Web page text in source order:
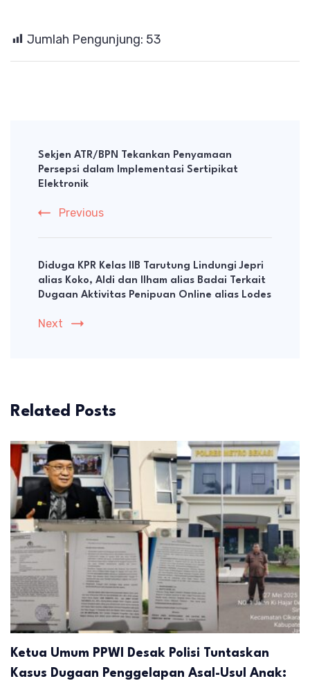
Jumlah Pengunjung: 53
Navigation
Sekjen ATR/BPN Tekankan Penyamaan
Persepsi dalam Implementasi Sertipikat
Elektronik
Previous
Diduga KPR Kelas IIB Tarutung Lindungi Jepri
alias Koko, Aldi dan Ilham alias Badai Terkait
Dugaan Aktivitas Penipuan Online alias Lodes
Next
Related Posts
Ketua Umum PPWI Desak Polisi Tuntaskan
Kasus Dugaan Penggelapan Asal-Usul Anak: